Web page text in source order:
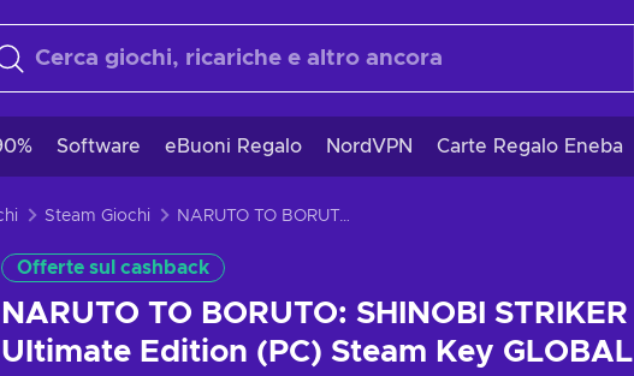
Software eBuoni Regalo NordVPN Carte Regalo Eneba
Steam Giochi NARUTO TO BORUTO: SHINOBI STRIKER Ultimate Edition (PC) Steam Key GLOBAL
Offerte sul cashback
NARUTO TO BORUTO: SHINOBI STRIKER
Ultimate Edition (PC) Steam Key GLOBAL